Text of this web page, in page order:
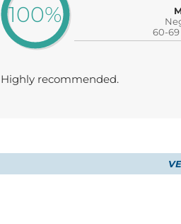
100%
60-69
Highly recommended.